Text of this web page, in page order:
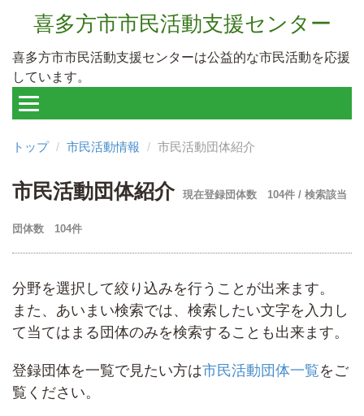
喜多方市市民活動支援センター
喜多方市市民活動支援センターは公益的な市民活動を応援
しています。
トップ 市民活動情報 市民活動団体紹介
市民活動団体紹介 現在登録団体数 104件 / 検索該当
団体数 104件
分野を選択して絞り込みを行うことが出来ます。
また、あいまい検索では、検索したい文字を入力し
て当てはまる団体のみを検索することも出来ます。
登録団体を一覧で見たい方は市民活動団体一覧をご
覧ください。